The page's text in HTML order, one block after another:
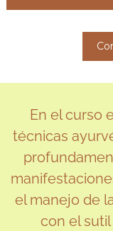
En el curso
técnicas
el manejo de
con el